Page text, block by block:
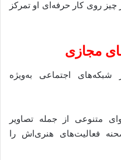
روی کار حرفه‌ای او تمرکز
مجازی
اجتماعی به‌ویژه
متنوعی از جمله تصاویر
فعالیت‌های هنری‌اش را